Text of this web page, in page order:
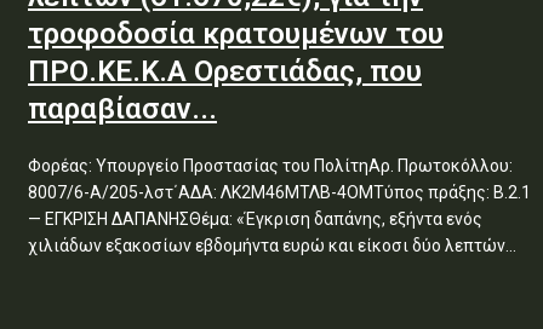
τροφοδοσία κρατουμένων του
ΠΡΟ.ΚΕ.Κ.Α Ορεστιάδας, που
παραβίασαν...
Φορέας: Υπουργείο Προστασίας του ΠολίτηΑρ. Πρωτοκόλλου:
8007/6-Α/205-λστ΄ΑΔΑ: ΛΚ2Μ46ΜΤΛΒ-4ΟΜΤύπος πράξης: Β.2.1
— ΕΓΚΡΙΣΗ ΔΑΠΑΝΗΣΘέμα: «Έγκριση δαπάνης, εξήντα ενός
χιλιάδων εξακοσίων εβδομήντα ευρώ και είκοσι δύο λεπτών...